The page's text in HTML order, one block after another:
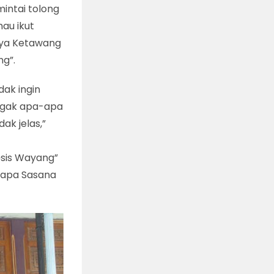
tolong
ikut
Ketawang
ingin
apa-apa
jelas,”
Wayang”
Sasana